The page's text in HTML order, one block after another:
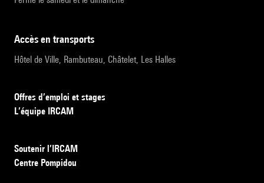
accès en transports
Hôtel de Ville, Rambuteau, Châtelet, Les Halles
Offres d’emploi et stages
L’équipe IRCAM
Soutenir l’IRCAM
Centre Pompidou